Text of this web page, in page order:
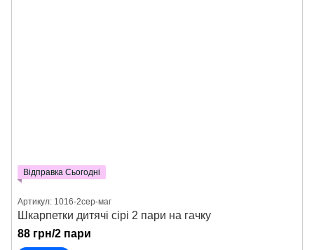
Відправка Сьогодні
Артикул: 1016-2сер-маг
Шкарпетки дитячі сірі 2 пари на гачку
88 грн/2 пари